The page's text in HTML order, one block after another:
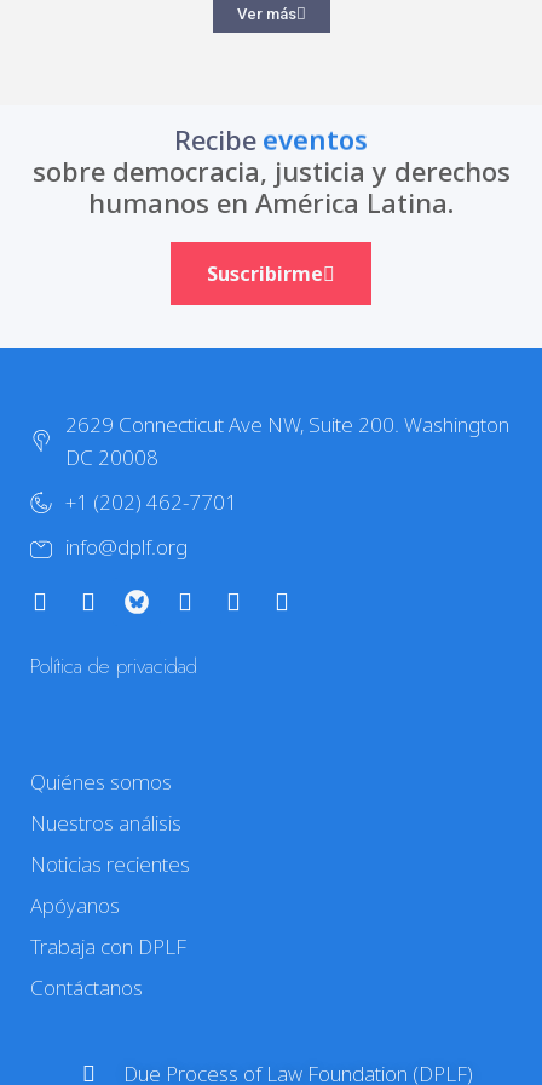
Ver más
Recibe eventos
sobre democracia, justicia y derechos
humanos en América Latina.
Suscribirme
2629 Connecticut Ave NW, Suite 200. Washington
DC 20008
+1 (202) 462-7701
info@dplf.org
Política de privacidad
Quiénes somos
Nuestros análisis
Noticias recientes
Apóyanos
Trabaja con DPLF
Contáctanos
Due Process of Law Foundation (DPLF)